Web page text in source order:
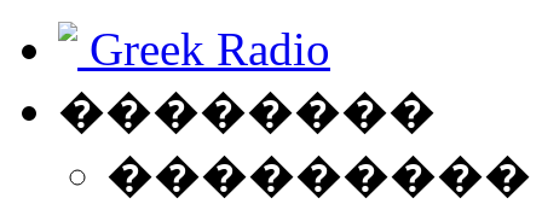
Greek Radio
��������